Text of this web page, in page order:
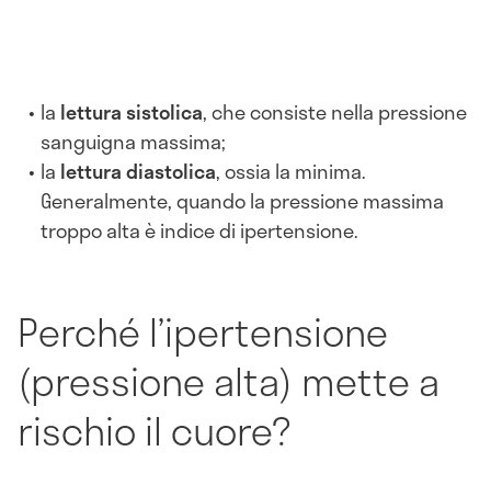
la lettura sistolica, che consiste nella pressione
sanguigna massima;
la lettura diastolica, ossia la minima.
Generalmente, quando la pressione massima
troppo alta è indice di ipertensione.
Perché l’ipertensione
(pressione alta) mette a
rischio il cuore?